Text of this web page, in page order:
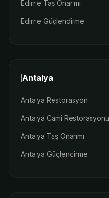
Edirne Taş Onarımı
Edirne Güçlendirme
Antalya
Antalya Restorasyon
Antalya Cami Restorasyonu
Antalya Taş Onarımı
Antalya Güçlendirme